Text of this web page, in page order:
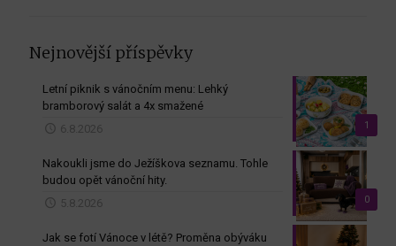
Nejnovější příspěvky
1
Letní piknik s vánočním menu: Lehký
bramborový salát a 4x smažené
6.8.2026
0
Nakoukli jsme do Ježíškova seznamu. Tohle
budou opět vánoční hity.
5.8.2026
Jak se fotí Vánoce v létě? Proměna obýváku